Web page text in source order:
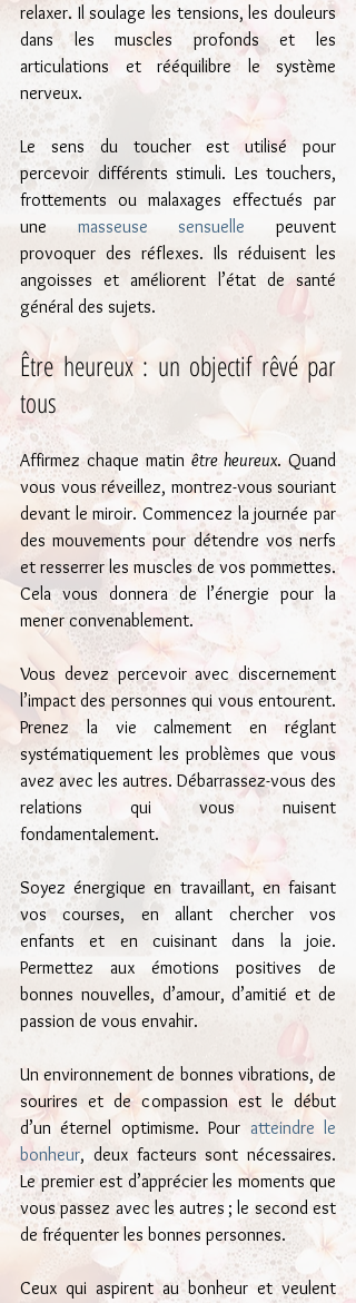
relaxer. Il soulage les tensions, les douleurs
dans les muscles profonds et les
articulations et rééquilibre le système
nerveux.
Le sens du toucher est utilisé pour
percevoir différents stimuli. Les touchers,
frottements ou malaxages effectués par
une masseuse sensuelle peuvent
provoquer des réflexes. Ils réduisent les
angoisses et améliorent l’état de santé
général des sujets.
Être heureux : un objectif rêvé par
tous
Affirmez chaque matin être heureux. Quand
vous vous réveillez, montrez-vous souriant
devant le miroir. Commencez la journée par
des mouvements pour détendre vos nerfs
et resserrer les muscles de vos pommettes.
Cela vous donnera de l’énergie pour la
mener convenablement.
Vous devez percevoir avec discernement
l’impact des personnes qui vous entourent.
Prenez la vie calmement en réglant
systématiquement les problèmes que vous
avez avec les autres. Débarrassez-vous des
relations qui vous nuisent
fondamentalement.
Soyez énergique en travaillant, en faisant
vos courses, en allant chercher vos
enfants et en cuisinant dans la joie.
Permettez aux émotions positives de
bonnes nouvelles, d’amour, d’amitié et de
passion de vous envahir.
Un environnement de bonnes vibrations, de
sourires et de compassion est le début
d’un éternel optimisme. Pour atteindre le
bonheur, deux facteurs sont nécessaires.
Le premier est d’apprécier les moments que
vous passez avec les autres ; le second est
de fréquenter les bonnes personnes.
Ceux qui aspirent au bonheur et veulent